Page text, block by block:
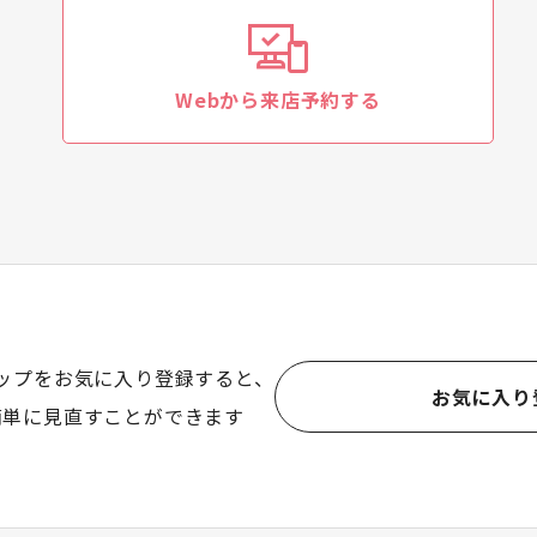
Webから来店予約する
プをお気に入り登録すると、
に見直すことができます
お気に入